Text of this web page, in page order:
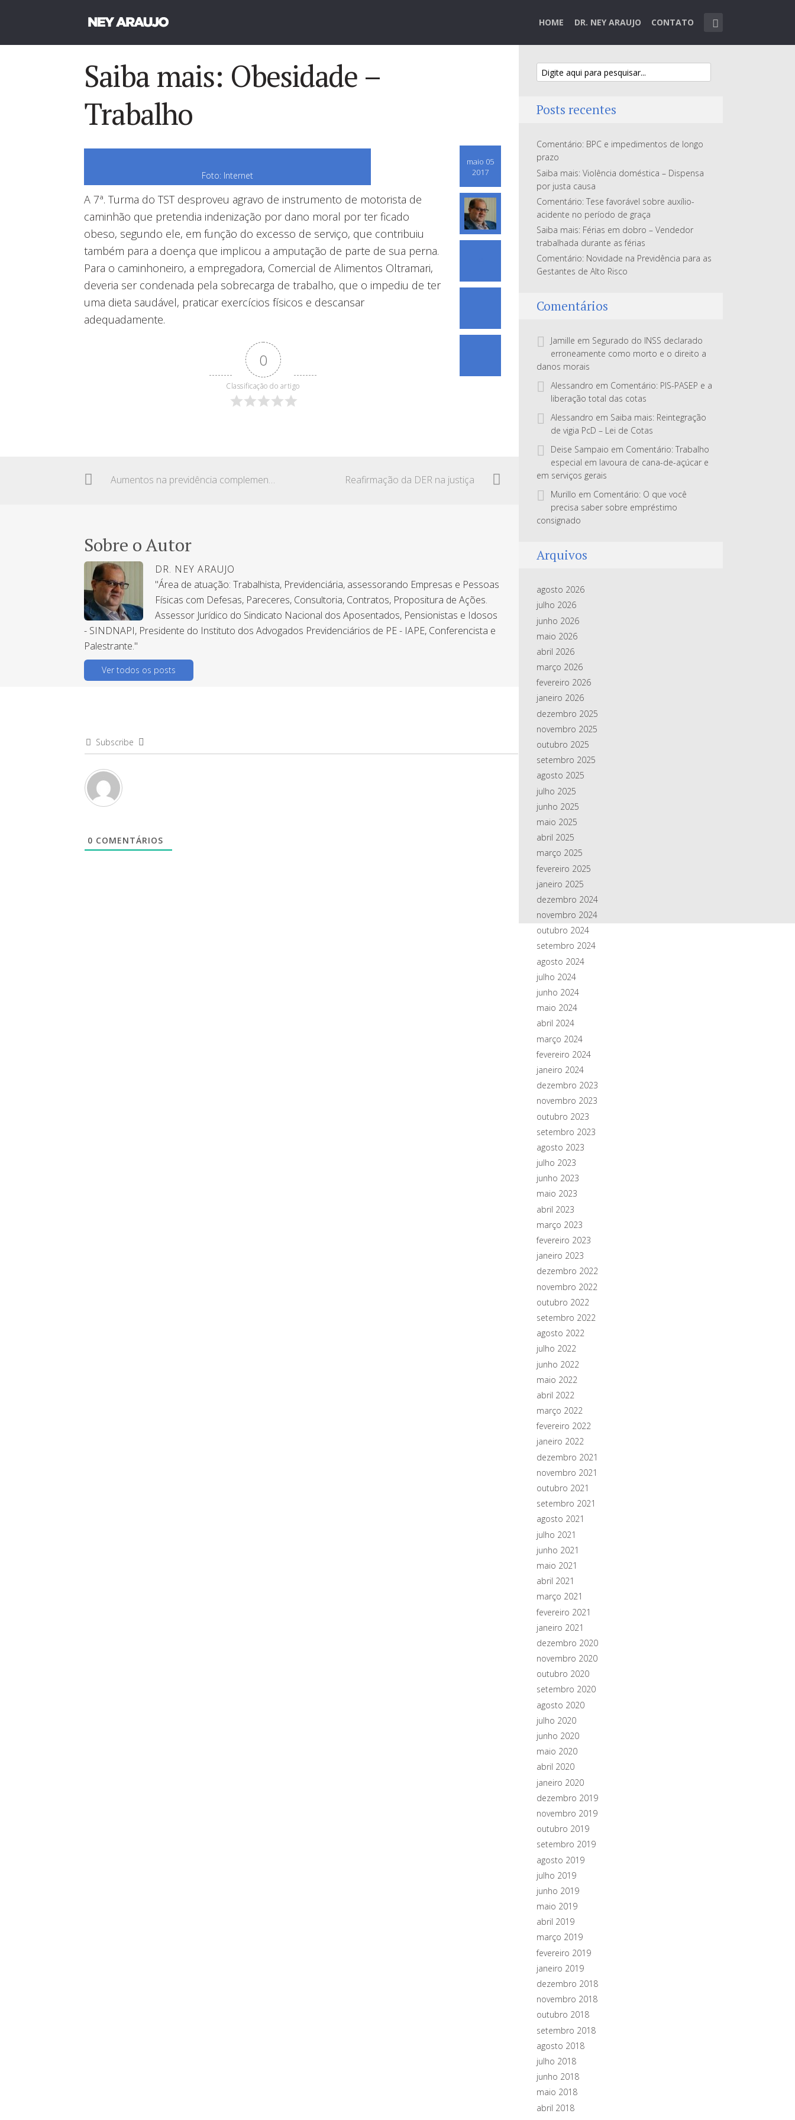
HOME DR. NEY ARAUJO CONTATO
Saiba mais: Obesidade –
Trabalho
maio 05
2017
Foto: Internet
A 7ª. Turma do TST desproveu agravo de instrumento de motorista de
caminhão que pretendia indenização por dano moral por ter ficado
obeso, segundo ele, em função do excesso de serviço, que contribuiu
também para a doença que implicou a amputação de parte de sua perna.
Para o caminhoneiro, a empregadora, Comercial de Alimentos Oltramari,
deveria ser condenada pela sobrecarga de trabalho, que o impediu de ter
uma dieta saudável, praticar exercícios físicos e descansar
adequadamente.
0
Classificação do artigo
Aumentos na previdência complementar com índices de reajuste do INSS Reafirmação da DER na justiça
Sobre o Autor
DR. NEY ARAUJO
"Área de atuação: Trabalhista, Previdenciária, assessorando Empresas e Pessoas
Físicas com Defesas, Pareceres, Consultoria, Contratos, Propositura de Ações.
Assessor Jurídico do Sindicato Nacional dos Aposentados, Pensionistas e Idosos
- SINDNAPI, Presidente do Instituto dos Advogados Previdenciários de PE - IAPE, Conferencista e
Palestrante."
Ver todos os posts
Subscribe
0 COMENTÁRIOS
Posts recentes
Comentário: BPC e impedimentos de longo
prazo
Saiba mais: Violência doméstica – Dispensa
por justa causa
Comentário: Tese favorável sobre auxílio-
acidente no período de graça
Saiba mais: Férias em dobro – Vendedor
trabalhada durante as férias
Comentário: Novidade na Previdência para as
Gestantes de Alto Risco
Comentários
Jamille em Segurado do INSS declarado
erroneamente como morto e o direito a
danos morais
Alessandro em Comentário: PIS-PASEP e a
liberação total das cotas
Alessandro em Saiba mais: Reintegração
de vigia PcD – Lei de Cotas
Deise Sampaio em Comentário: Trabalho
especial em lavoura de cana-de-açúcar e
em serviços gerais
Murillo em Comentário: O que você
precisa saber sobre empréstimo
consignado
Arquivos
agosto 2026
julho 2026
junho 2026
maio 2026
abril 2026
março 2026
fevereiro 2026
janeiro 2026
dezembro 2025
novembro 2025
outubro 2025
setembro 2025
agosto 2025
julho 2025
junho 2025
maio 2025
abril 2025
março 2025
fevereiro 2025
janeiro 2025
dezembro 2024
novembro 2024
outubro 2024
setembro 2024
agosto 2024
julho 2024
junho 2024
maio 2024
abril 2024
março 2024
fevereiro 2024
janeiro 2024
dezembro 2023
novembro 2023
outubro 2023
setembro 2023
agosto 2023
julho 2023
junho 2023
maio 2023
abril 2023
março 2023
fevereiro 2023
janeiro 2023
dezembro 2022
novembro 2022
outubro 2022
setembro 2022
agosto 2022
julho 2022
junho 2022
maio 2022
abril 2022
março 2022
fevereiro 2022
janeiro 2022
dezembro 2021
novembro 2021
outubro 2021
setembro 2021
agosto 2021
julho 2021
junho 2021
maio 2021
abril 2021
março 2021
fevereiro 2021
janeiro 2021
dezembro 2020
novembro 2020
outubro 2020
setembro 2020
agosto 2020
julho 2020
junho 2020
maio 2020
abril 2020
janeiro 2020
dezembro 2019
novembro 2019
outubro 2019
setembro 2019
agosto 2019
julho 2019
junho 2019
maio 2019
abril 2019
março 2019
fevereiro 2019
janeiro 2019
dezembro 2018
novembro 2018
outubro 2018
setembro 2018
agosto 2018
julho 2018
junho 2018
maio 2018
abril 2018